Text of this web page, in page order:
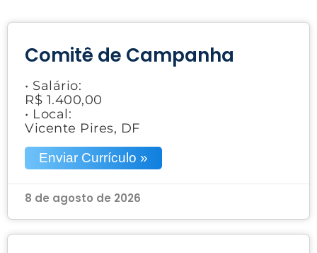
Comitê de Campanha
• Salário:
R$ 1.400,00
• Local:
Vicente Pires, DF
Enviar Currículo »
8 de agosto de 2026